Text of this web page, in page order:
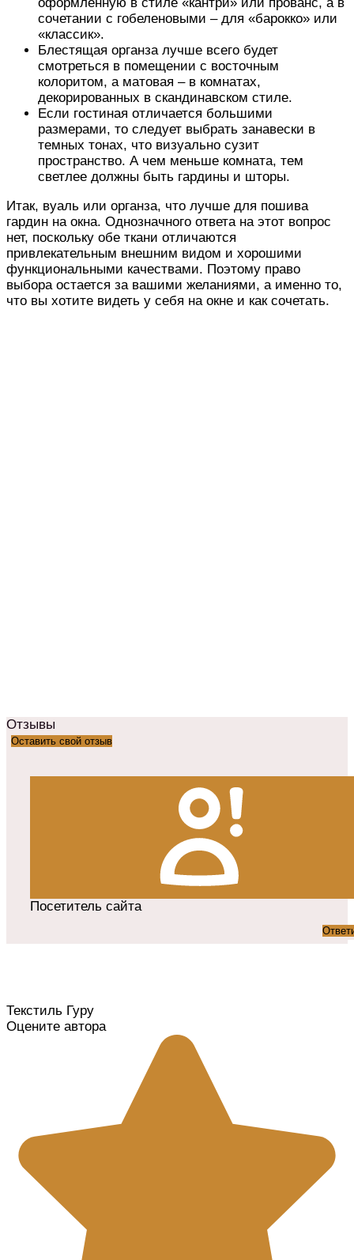
сочетании с гобеленовыми – для «барокко» или
«классик».
Блестящая органза лучше всего будет
смотреться в помещении с восточным
колоритом, а матовая – в комнатах,
декорированных в скандинавском стиле.
Если гостиная отличается большими
размерами, то следует выбрать занавески в
темных тонах, что визуально сузит
пространство. А чем меньше комната, тем
светлее должны быть гардины и шторы.
Итак, вуаль или органза, что лучше для пошива
гардин на окна. Однозначного ответа на этот вопрос
нет, поскольку обе ткани отличаются
привлекательным внешним видом и хорошими
функциональными качествами. Поэтому право
выбора остается за вашими желаниями, а именно то,
что вы хотите видеть у себя на окне и как сочетать.
Отзывы
Оставить свой отзыв
Посетитель сайта
Текстиль Гуру
Оцените автора